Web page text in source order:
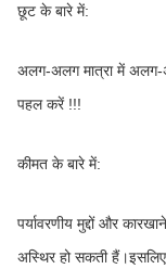
छूट के बारे में:
अलग-अलग मात्रा में अलग-
पहल करें !!!
कीमत के बारे में:
पर्यावरणीय मुद्दों और
अस्थिर हो सकती